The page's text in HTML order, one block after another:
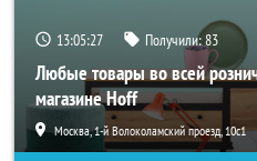
13:05:25 Получили:83
Любые товары во всей
магазине Hoff
Москва, 1-й Волоколамский проезд, 10с1